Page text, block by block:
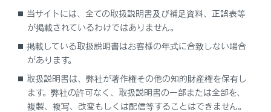
SRSエアバッグシステム
当サイトには、全ての取扱説明書及び補足資料、正誤表等
が掲載されているわけではありません。
掲載している取扱説明書はお客様の年式に合致しない場合
があります。
取扱説明書は、弊社が著作権その他の知的財産権を保有し
ます。弊社の許可なく、取扱説明書の一部または全部を、
複製、複写、改変もしくは配信等することはできません。